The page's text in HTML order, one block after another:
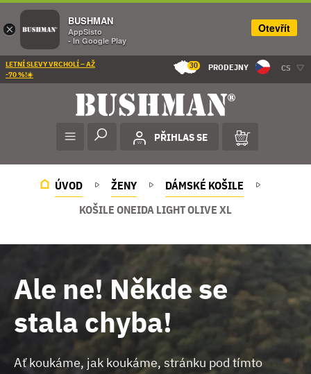
LETNÍ SLEVY VRCHOLÍ – AŽ
-70 %!☀️
30 PRODEJNY CS
PŘIHLAS SE
ÚVOD ŽENY
DÁMSKÉ KOŠILE
KOŠILE ONEIDA LIGHT OLIVE XL
Ale ne! Někde se
stala chyba!
Ať koukáme, jak koukáme, stránku pod tímto
×
BUSHMAN
AppSisto
- In Google Play
Otevřít